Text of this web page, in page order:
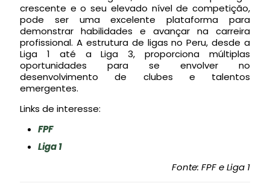
crescente e o seu elevado nível de competição,
pode ser uma excelente plataforma para
demonstrar habilidades e avançar na carreira
profissional. A estrutura de ligas no Peru, desde a
Liga 1 até a Liga 3, proporciona múltiplas
oportunidades para se envolver no
desenvolvimento de clubes e talentos
emergentes.
Links de interesse:
FPF
Liga 1
Fonte: FPF e Liga 1